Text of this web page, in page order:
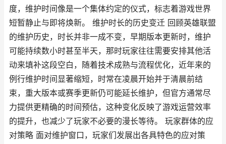
度，维护时间像是一个集体约定的仪式，标志着游戏世界
短暂静止与即将焕新。 维护时长的历史变迁 回顾英雄联盟
的维护历史，时长并非一成不变，早期版本更新时，维护
可能持续数小时甚至半天，那时玩家往往需要安排其他活
动来填补这段空白，随着技术成熟与流程优化，近年来的
例行维护时间显著缩短，时常在凌晨开始并于清晨前结
束，重大版本或赛季更新仍可能延长维护，但官方通常尽
力提供更精确的时间预估，这种变化反映了游戏运营效率
的提升，也减少了玩家不必要的漫长等待。 玩家群体的应
对策略 面对维护窗口，玩家们发展出各具特色的应对策